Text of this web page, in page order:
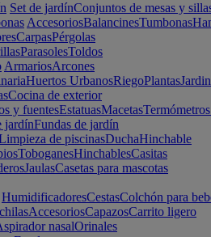
Set de jardínConjuntos de mesas y
AccesoriosBalancinesTumbonas
CarpasPérgolas
ParasolesToldos
ArmariosArcones
Huertos UrbanosRiegoPlantas
Cocina de exterior
y fuentesEstatuasMacetas
jardínFundas de jardín
de piscinasDuchaHinchable
ToboganesHinchablesCasitas
JaulasCasetas para mascotas
HumidificadoresCestasColchón para
AccesoriosCapazosCarrito ligero
nasalOrinales